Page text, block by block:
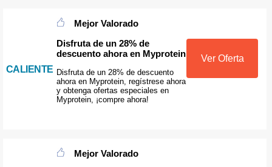
CALIENTE
Mejor Valorado
Disfruta de un 28% de
descuento ahora en Myprotein
Disfruta de un 28% de descuento
ahora en Myprotein, regístrese ahora
y obtenga ofertas especiales en
Myprotein, ¡compre ahora!
Ver Oferta
Mejor Valorado